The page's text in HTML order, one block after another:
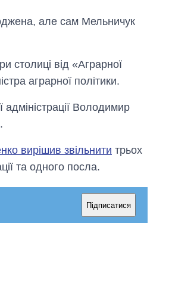
але сам Мельничук
столиці від «Аграрної
аграрної політики.
Володимир
вирішив звільнити трьох
та одного посла.
Підписатися
Як змінився
бюджет
оборони за 13
років війни з
росією